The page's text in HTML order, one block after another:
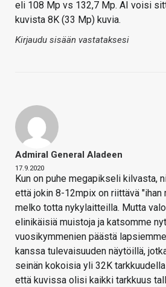
eli 108 Mp vs 132,7 Mp. AI voisi
kuvista 8K (33 Mp) kuvia.
Kirjaudu sisään vastataksesi
Admiral General Aladeen
17.9.2020
Kun on puhe megapikseli kilvasta,
että jokin 8-12mpix on riittävä "ihan
melko totta nykylaitteilla. Mutta
elinikäisiä muistoja ja katsomme
vuosikymmenien päästä
kanssa tulevaisuuden näytöillä,
seinän kokoisia yli 32K
että kuvissa olisi kaikki tarkkuus